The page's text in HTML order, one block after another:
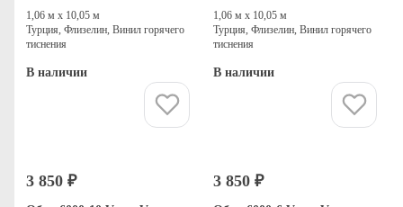
1,06 м х 10,05 м
Турция, Флизелин, Винил горячего
тиснения
В наличии
1,06 м х 10,05 м
Турция, Флизелин, Винил горячего
тиснения
В наличии
3 850 ₽ 3 850 ₽